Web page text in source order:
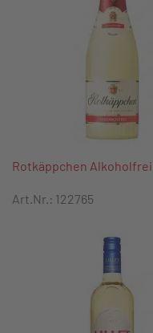
Rotkäppchen Alkoholfrei
Art.Nr.: 122765